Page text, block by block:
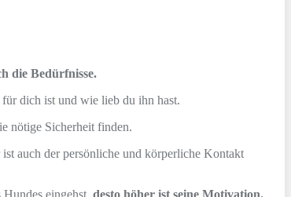
die Bedürfnisse.
dich ist und wie lieb du ihn hast.
nötige Sicherheit finden.
auch der persönliche und körperliche Kontakt